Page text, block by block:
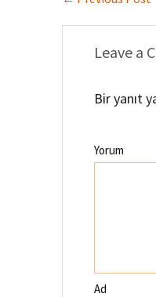
Leave a
Bir yanıt
Yorum
Ad